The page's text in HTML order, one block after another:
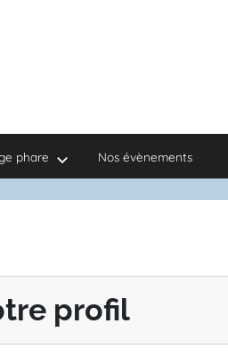
phare Nos évènements
profil